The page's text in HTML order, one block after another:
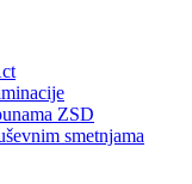
ZSD
smetnjama